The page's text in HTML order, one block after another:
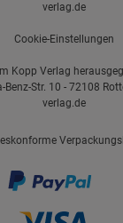
verlag.de
Cookie-Einstellungen
Kopp Verlag
Benz-Str. 10 - 72108
verlag.de